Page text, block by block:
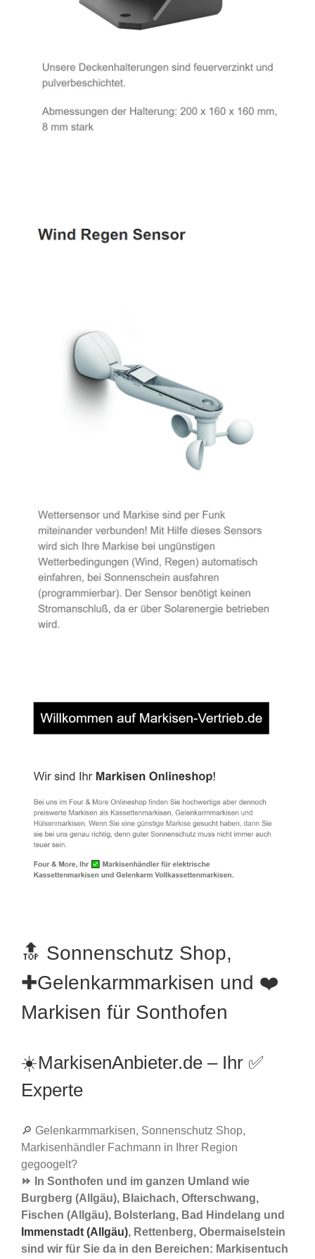
🔝 Sonnenschutz Shop,
✚Gelenkarmmarkisen und ❤️
Markisen für Sonthofen
☀️MarkisenAnbieter.de – Ihr ✅
Experte
🔎 Gelenkarmmarkisen, Sonnenschutz Shop,
Markisenhändler Fachmann in Ihrer Region
gegoogelt?
⏩ In Sonthofen und im ganzen Umland wie
Burgberg (Allgäu), Blaichach, Ofterschwang,
Fischen (Allgäu), Bolsterlang, Bad Hindelang und
Immenstadt (Allgäu), Rettenberg, Obermaiselstein
sind wir für Sie da in den Bereichen: Markisentuch